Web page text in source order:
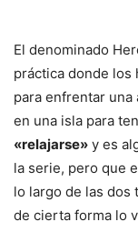
El denominado
práctica donde los
para enfrentar una
en una isla para
«relajarse» y es
la serie, pero que
lo largo de las dos
de cierta forma lo